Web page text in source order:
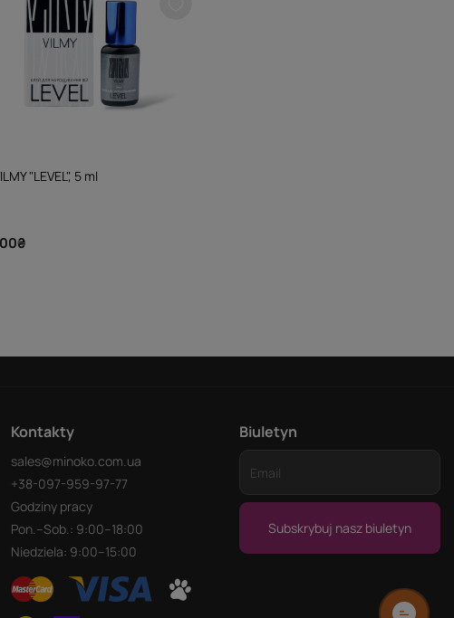
"LEVEL", 5 ml
Kontakty
sales@minoko.com.ua
+38-097-959-97-77
Godziny pracy
Pon.–Sob.: 9:00–18:00
Niedziela: 9:00–15:00
Biuletyn
Subskrybuj nasz biuletyn